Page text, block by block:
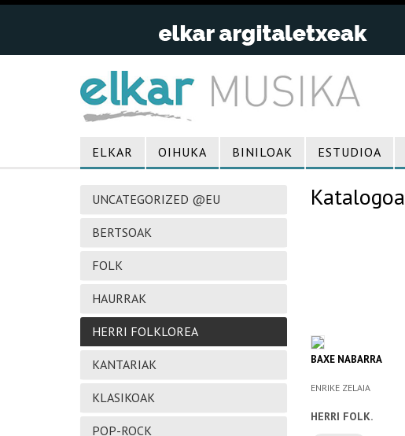
ELKAR OIHUKA BINILOAK ESTUDIOA
UNCATEGORIZED @EU
BERTSOAK
FOLK
HAURRAK
HERRI FOLKLOREA
KANTARIAK
KLASIKOAK
POP-ROCK
Katalogoa
BAXE NABARRA
ENRIKE ZELAIA
HERRI FOLK.